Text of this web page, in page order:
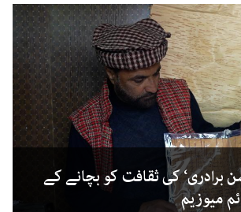
برادری‘ کی ثقافت کو بچانے کے
میوزیم